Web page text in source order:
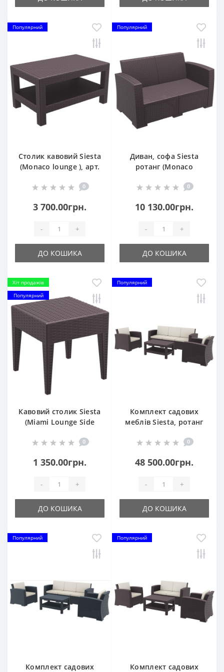
Популярний
Столик кавовий Siesta
(Monaco lounge ), арт.
0
3 700.00грн.
- +
ДО КОШИКА
Популярний
Диван, софа Siesta
ротанг (Monaco
Brown
0
10 130.00грн.
- +
ДО КОШИКА
Хіт продажів
Популярний
Кавовий столик Siesta
(Miami Lounge Side
0
1 350.00грн.
- +
ДО КОШИКА
Популярний
Комплект садових
меблів Siesta, ротанг
XL, 836 Brown
0
48 500.00грн.
- +
ДО КОШИКА
Популярний
Комплект садових
Популярний
Комплект садових